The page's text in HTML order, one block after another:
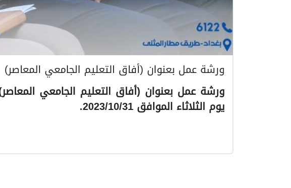
ورشة عمل بعنوان (أفاق التعليم الجامعي المعاصر)
ورشة عمل بعنوان (أفاق التعليم الجامعي
يوم الثلاثاء الموافق 2023/10/31.